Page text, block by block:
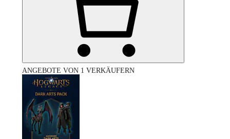
ANGEBOTE VON 1 VERKÄUFERN